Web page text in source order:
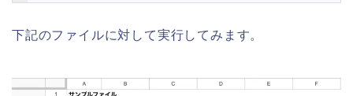
下記のファイルに対して実行してみます。